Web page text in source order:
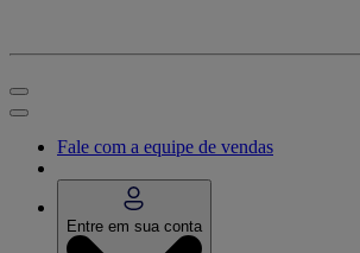
Fale com a equipe de vendas
Entre em sua conta